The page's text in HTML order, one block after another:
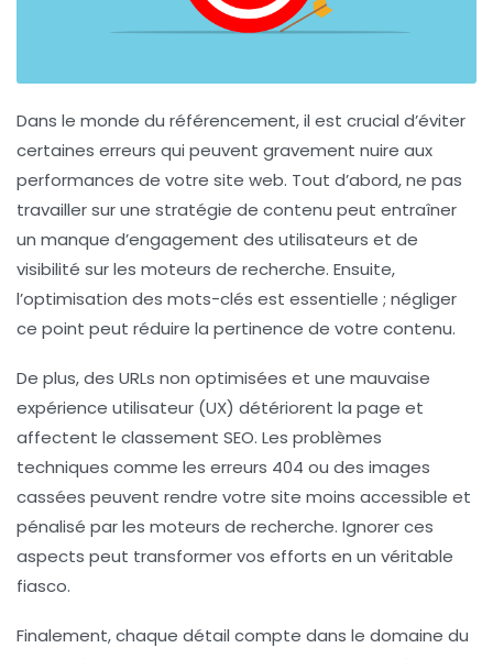
Dans le monde du référencement, il est crucial d’éviter
certaines erreurs qui peuvent gravement nuire aux
performances de votre site web. Tout d’abord,ne pas
travailler sur une stratégie de contenu peut entraîner
un manque d’engagement des utilisateurs et de
visibilité sur les moteurs de recherche. Ensuite,
l’optimisation des mots-clés est essentielle ; négliger
ce point peut réduire la pertinence de votre contenu.
De plus, des URLs non optimisées et une mauvaise
expérience utilisateur (UX) détériorent la page et
affectent le classement SEO. Les problèmes
techniques comme les erreurs 404 ou des images
cassées peuvent rendre votre site moins accessible et
pénalisé par les moteurs de recherche. Ignorer ces
aspects peut transformer vos efforts en un véritable
fiasco.
Finalement, chaque détail compte dans le domaine du